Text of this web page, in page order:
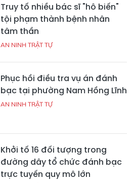
Truy tố nhiều bác sĩ "hô biến"
tội phạm thành bệnh nhân
tâm thần
AN NINH TRẬT TỰ
Phục hồi điều tra vụ án đánh
bạc tại phường Nam Hồng Lĩnh
AN NINH TRẬT TỰ
Khởi tố 16 đối tượng trong
đường dây tổ chức đánh bạc
trực tuyến quy mô lớn